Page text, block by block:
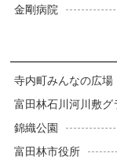
金剛病院
寺内町みんなの広場
富田林石川河川敷グ
錦織公園
富田林市役所